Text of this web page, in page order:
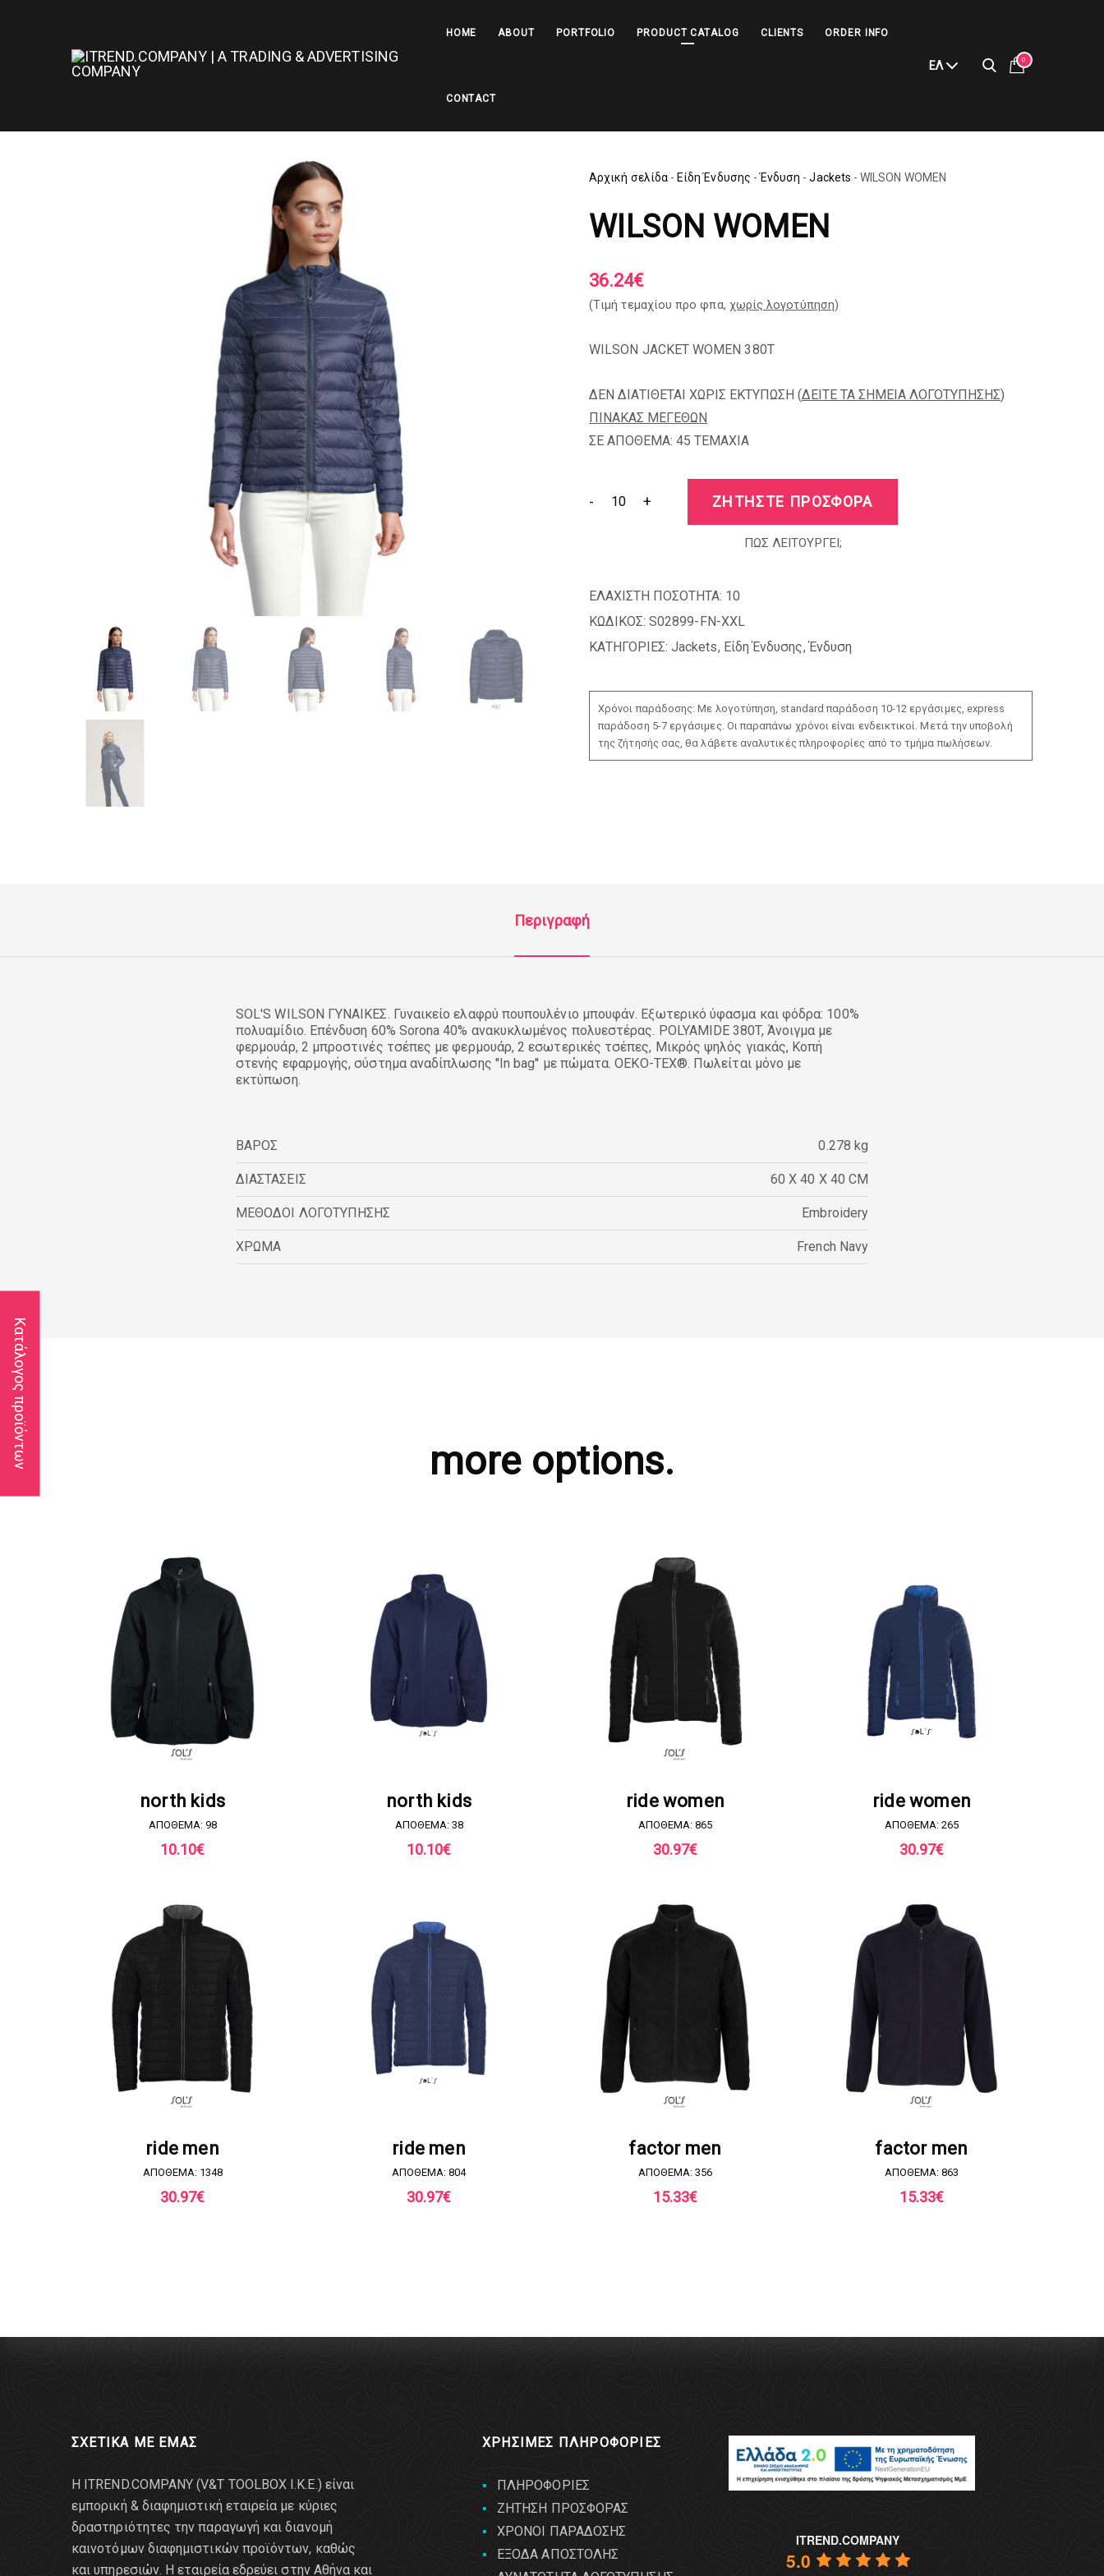
Κατάλογος προϊόντων
HOME ABOUT PORTFOLIO PRODUCT CATALOG CLIENTS ORDER INFO
CONTACT
ΕΛ 0
Αρχική σελίδα - Είδη Ένδυσης - Ένδυση - Jackets - WILSON WOMEN
WILSON WOMEN
36.24€
(Tιμή τεμαχίου προ φπα, χωρίς λογοτύπηση)
WILSON JACKET WOMEN 380T
ΔΕΝ ΔΙΑΤΙΘΕΤΑΙ ΧΩΡΙΣ ΕΚΤΥΠΩΣΗ (ΔΕΙΤΕ ΤΑ ΣΗΜΕΙΑ ΛΟΓΟΤΥΠΗΣΗΣ)
ΠΙΝΑΚΑΣ ΜΕΓΕΘΩΝ
ΣΕ ΑΠΟΘΕΜΑ: 45 TEMAXIA
- + ΖΗΤΗΣΤΕ ΠΡΟΣΦΟΡΑ
ΠΩΣ ΛΕΙΤΟΥΡΓΕΙ;
ΕΛΑΧΙΣΤΗ ΠΟΣΟΤΗΤΑ: 10
ΚΩΔΙΚΟΣ: S02899-FN-XXL
ΚΑΤΗΓΟΡΙΕΣ: Jackets, Είδη Ένδυσης,Ένδυση
Χρόνοι παράδοσης: Με λογοτύπηση, standard παράδοση 10-12 εργάσιμες, express
παράδοση 5-7 εργάσιμες. Οι παραπάνω χρόνοι είναι ενδεικτικοί. Μετά την υποβολή
της ζήτησής σας, θα λάβετε αναλυτικές πληροφορίες από το τμήμα πωλήσεων.
Περιγραφή
SOL'S WILSON ΓΥΝΑΙΚΕΣ. Γυναικείο ελαφρύ πουπουλένιο μπουφάν. Εξωτερικό ύφασμα και φόδρα: 100%
πολυαμίδιο. Επένδυση 60% Sorona 40% ανακυκλωμένος πολυεστέρας. POLYAMIDE 380T, Άνοιγμα με
φερμουάρ, 2 μπροστινές τσέπες με φερμουάρ, 2 εσωτερικές τσέπες, Μικρός ψηλός γιακάς, Κοπή
στενής εφαρμογής, σύστημα αναδίπλωσης ''In bag'' με πώματα. OEKO-TEX®. Πωλείται μόνο με
εκτύπωση.
ΒΑΡΟΣ 0.278 kg
ΔΙΑΣΤΑΣΕΙΣ 60 X 40 X 40 CM
ΜΕΘΟΔΟΙ ΛΟΓΟΤΥΠΗΣΗΣ Embroidery
ΧΡΩΜΑ French Navy
more options.
ΖΗΤΗΣΤΕ ΠΡΟΣΦΟΡΑ
north kids
ΑΠΟΘΕΜΑ: 98
10.10€
ΖΗΤΗΣΤΕ ΠΡΟΣΦΟΡΑ
north kids
ΑΠΟΘΕΜΑ: 38
10.10€
ΖΗΤΗΣΤΕ ΠΡΟΣΦΟΡΑ
ride women
ΑΠΟΘΕΜΑ: 865
30.97€
ΖΗΤΗΣΤΕ ΠΡΟΣΦΟΡΑ
ride women
ΑΠΟΘΕΜΑ: 265
30.97€
ΖΗΤΗΣΤΕ ΠΡΟΣΦΟΡΑ
ride men
ΑΠΟΘΕΜΑ: 1348
30.97€
ΖΗΤΗΣΤΕ ΠΡΟΣΦΟΡΑ
ride men
ΑΠΟΘΕΜΑ: 804
30.97€
ΖΗΤΗΣΤΕ ΠΡΟΣΦΟΡΑ
factor men
ΑΠΟΘΕΜΑ: 356
15.33€
ΖΗΤΗΣΤΕ ΠΡΟΣΦΟΡΑ
factor men
ΑΠΟΘΕΜΑ: 863
15.33€
ΣΧΕΤΙΚΑ ΜΕ ΕΜΑΣ
Η ITREND.COMPANY (V&T TOOLBOX Ι.Κ.Ε.) είναι
εμπορική & διαφημιστική εταιρεία με κύριες
δραστηριότητες την παραγωγή και διανομή
καινοτόμων διαφημιστικών προϊόντων, καθώς
και υπηρεσιών. Η εταιρεία εδρεύει στην Αθήνα και
ΧΡΗΣΙΜΕΣ ΠΛΗΡΟΦΟΡΙΕΣ
ΠΛΗΡΟΦΟΡΙΕΣ
ΖΗΤΗΣΗ ΠΡΟΣΦΟΡΑΣ
ΧΡΟΝΟΙ ΠΑΡΑΔΟΣΗΣ
ΕΞΟΔΑ ΑΠΟΣΤΟΛΗΣ
ITREND.COMPANY
5.0